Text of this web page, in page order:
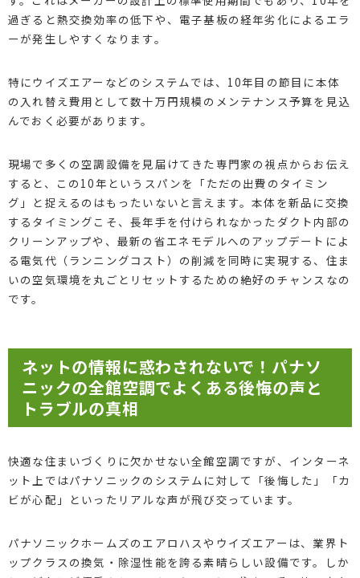
過ぎると熱交換効率の低下や、電子基板の経年劣化によるエラ
ーが発生しやすくなります。
特にウイズエアーなどのシステムでは、10年目の節目に本体
の入れ替え費用として数十万円規模のメンテナンス予算を見込
んでおく必要があります。
現場で多くの空調設備を見届けてきた専門家の視点からお伝え
すると、この10年というスパンを「ただの出費のタイミン
グ」と捉えるのはもったいないと言えます。本体を新品に交換
するタイミングこそ、長年手を付けられなかったダクト内部の
クリーンアップや、最新の省エネモデルへのアップデートによ
る電気代（ランニングコスト）の削減を同時に実現する、住ま
いの空気環境を丸ごとリセットするための絶好のチャンスなの
です。
ネットの情報に惑わされないで！パナソ
ニックの全館空調でよくある後悔の声と
トラブルの真相
快適な住まいづくりに欠かせない全館空調ですが、インターネ
ット上ではパナソニックのシステムに対して「後悔した」「カ
ビが心配」といったリアルな声が飛び交っています。
パナソニックホームズのエアロハスやウイズエアーは、業界ト
ップクラスの換気・除湿性能を誇る素晴らしい設備です。しか